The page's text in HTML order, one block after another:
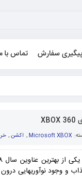
پیگیری سفارش تماس با
Microsoft XBOX
, اکشن ,
و وجود نوآوریهایی